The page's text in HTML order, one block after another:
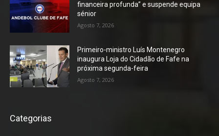
financeira profunda” e suspende equipa
sénior
Agosto 7, 2026
Primeiro-ministro Luís Montenegro
inaugura Loja do Cidadão de Fafe na
próxima segunda-feira
Agosto 7, 2026
Categorias